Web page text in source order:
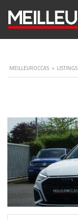
MEILLEUROCCAS > LISTINGS